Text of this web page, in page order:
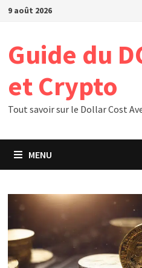
Passer
9 août 2026
Guide du
et Crypto
Tout savoir sur le Dollar Cost
MENU